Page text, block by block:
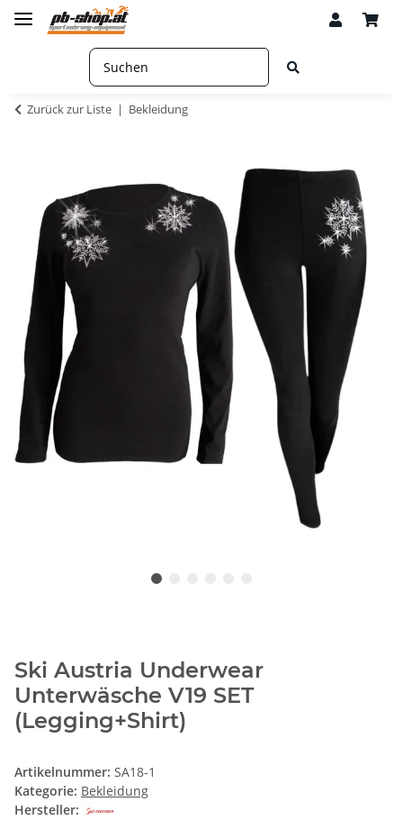
Zurück zur Liste Bekleidung
Ski Austria Underwear
Unterwäsche V19 SET
(Legging+Shirt)
Artikelnummer: SA18-1
Kategorie: Bekleidung
Hersteller: